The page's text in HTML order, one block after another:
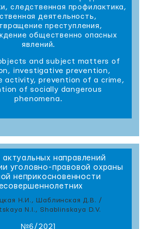
следственная профилактика,
деятельность,
преступления,
общественно опасных
явлений.
and subject matters of
investigative prevention,
activity, prevention of a crime,
of socially dangerous
phenomena.
актуальных направлений
уголовно-правовой охраны
неприкосновенности
Н.И., Шаблинская Д.В. /
N.I., Shablinskaya D.V.
№6/2021